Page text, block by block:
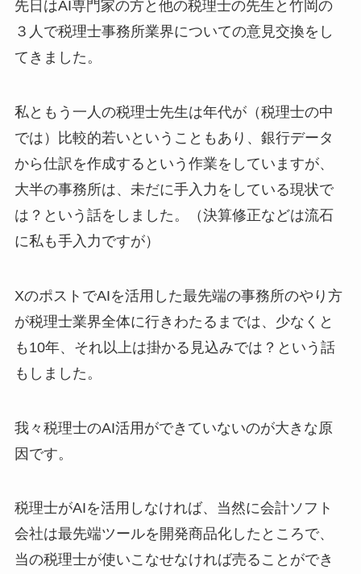
先日はAI専門家の方と他の税理士の先生と竹岡の
３人で税理士事務所業界についての意見交換をし
てきました。
私ともう一人の税理士先生は年代が（税理士の中
では）比較的若いということもあり、銀行データ
から仕訳を作成するという作業をしていますが、
大半の事務所は、未だに手入力をしている現状で
は？という話をしました。（決算修正などは流石
に私も手入力ですが）
XのポストでAIを活用した最先端の事務所のやり方
が税理士業界全体に行きわたるまでは、少なくと
も10年、それ以上は掛かる見込みでは？という話
もしました。
我々税理士のAI活用ができていないのが大きな原
因です。
税理士がAIを活用しなければ、当然に会計ソフト
会社は最先端ツールを開発商品化したところで、
当の税理士が使いこなせなければ売ることができ